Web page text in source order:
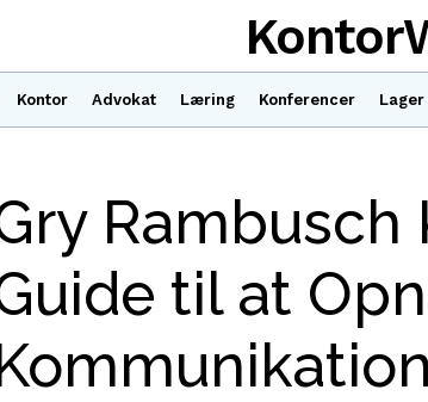
Kontor Advokat Læring Konferencer Lager
Rambusch
til at